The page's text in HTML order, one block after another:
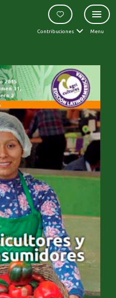
Contribuciones Menu